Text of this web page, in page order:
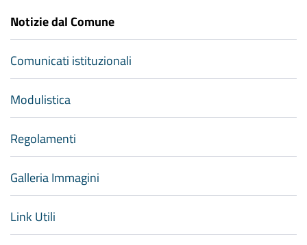
Notizie dal Comune
Comunicati istituzionali
Modulistica
Regolamenti
Galleria Immagini
Link Utili